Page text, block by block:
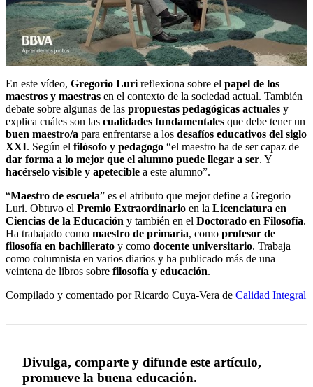
En este vídeo, Gregorio Lurireflexiona sobre el papel de los
maestros y maestras en el contexto de la sociedad actual. También
debate sobre algunas de las propuestas pedagógicas actuales y
explica cuáles son las cualidades fundamentales que debe tener un
buen maestro/a para enfrentarse a los desafíos educativos del siglo
XXI. Según el filósofo y pedagogo “el maestro ha de ser capaz de
dar forma a lo mejor que el alumno puede llegar a ser. Y
hacérselo visible y apetecible a este alumno”.
“Maestro de escuela” es el atributo que mejor define a Gregorio
Luri. Obtuvo el Premio Extraordinario en la Licenciatura en
Ciencias de la Educación y también en el Doctorado en Filosofía.
Ha trabajado como maestro de primaria, como profesor de
filosofía en bachillerato y como docente universitario. Trabaja
como columnista en varios diarios y ha publicado más de una
veintena de libros sobre filosofía y educación.
Compilado y comentado por Ricardo Cuya-Vera de Calidad Integral
Divulga, comparte y difunde este artículo,
promueve la buena educación.